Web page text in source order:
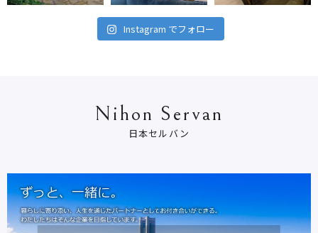
Instagram でフォロー
Nihon Servan
日本セルバン